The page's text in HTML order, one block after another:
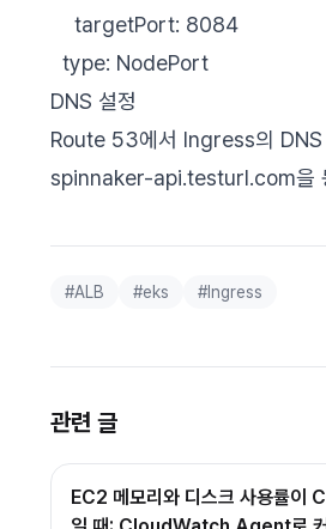
targetPort: 8084
type: NodePort
DNS 설정
Route 53에서 Ingress의
spinnaker-api.testurl.com을
#ALB #eks #Ingress
관련 글
EC2 메모리와 디스크 사용률이